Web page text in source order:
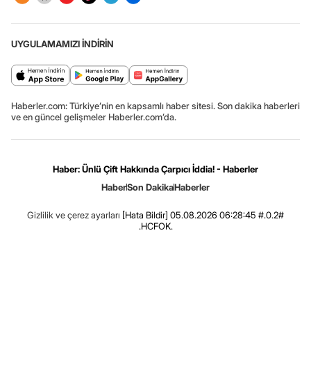
UYGULAMAMIZI İNDİRİN
Haberler.com: Türkiye’nin en kapsamlı haber sitesi. Son dakika haberleri
ve en güncel gelişmeler Haberler.com’da.
Haber: Ünlü Çift Hakkında Çarpıcı İddia! - Haberler
HaberSon DakikaHaberler
Gizlilik ve çerez ayarları [Hata Bildir] 05.08.2026 06:28:45 #.0.2#
.HCFOK.